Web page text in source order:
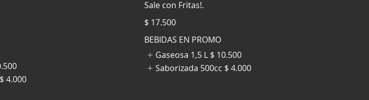
$ 4.000
$ 17.500
BEBIDAS EN PROMO
Gaseosa 1,5 L $ 10.500
Saborizada 500cc $ 4.000